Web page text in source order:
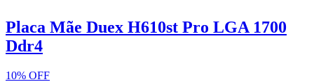
Placa Mãe Duex H610st Pro LGA 1700
Ddr4
10% OFF